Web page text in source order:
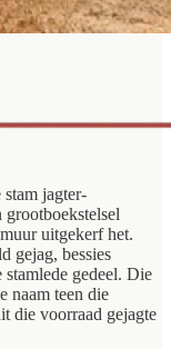
jagter-
grootboekstelsel
uitgekerf het.
gejag, bessies
gedeel. Die
naam teen die
die voorraad gejagte